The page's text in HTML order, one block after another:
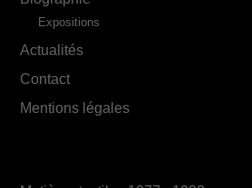
Expositions
Actualités
Contact
Mentions légales